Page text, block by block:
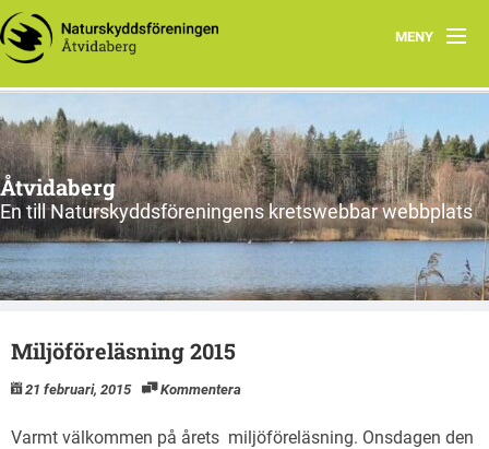
MENY
Hem
Föreningens lokala arbete
Åtvidaberg
En till Naturskyddsföreningens kretswebbar webbplats
Miljöföreläsning 2015
21 februari, 2015 Kommentera
Varmt välkommen på årets miljöföreläsning. Onsdagen den